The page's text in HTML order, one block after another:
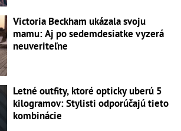
Victoria Beckham ukázala svoju
mamu: Aj po sedemdesiatke vyzerá
neuveriteľne
Letné outfity, ktoré opticky uberú 5
kilogramov: Stylisti odporúčajú tieto
kombinácie